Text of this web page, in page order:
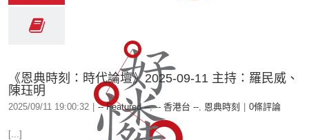
《恩典時刻：時代論壇》2025-09-11 主持：羅民威、
陳珏明
2025/09/11 19:00:32 -- Featured --,-- 香港台 --, 恩典時刻 0條評論
[...]